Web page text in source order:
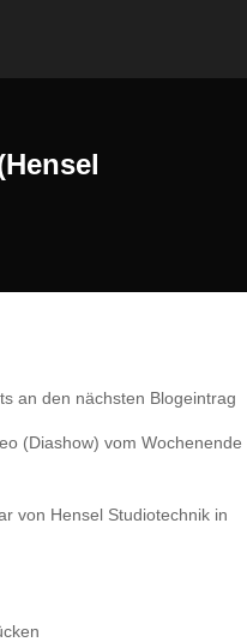
an den nächsten Blogeintrag
(Diashow) vom Wochenende
von Hensel Studiotechnik in